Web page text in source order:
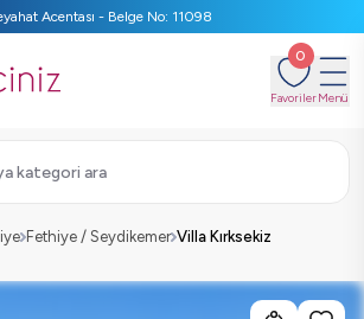
Acentası - Belge No: 11098
0
FavorilerMenü
kategori ara
Fethiye / Seydikemer Villa Kırksekiz